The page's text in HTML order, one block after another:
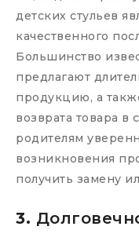
детских стульев
качественного
Большинство
предлагают
продукцию, а
возврата товара в
родителям
возникновения
получить замену
3.